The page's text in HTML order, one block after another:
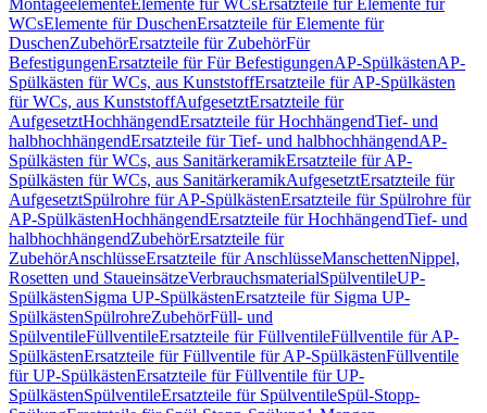
MontageelementeElemente für WCsErsatzteile für Elemente für
WCsElemente für DuschenErsatzteile für Elemente für
DuschenZubehörErsatzteile für ZubehörFür
BefestigungenErsatzteile für Für BefestigungenAP-SpülkästenAP-
Spülkästen für WCs, aus KunststoffErsatzteile für AP-Spülkästen
für WCs, aus KunststoffAufgesetztErsatzteile für
AufgesetztHochhängendErsatzteile für HochhängendTief- und
halbhochhängendErsatzteile für Tief- und halbhochhängendAP-
Spülkästen für WCs, aus SanitärkeramikErsatzteile für AP-
Spülkästen für WCs, aus SanitärkeramikAufgesetztErsatzteile für
AufgesetztSpülrohre für AP-SpülkästenErsatzteile für Spülrohre für
AP-SpülkästenHochhängendErsatzteile für HochhängendTief- und
halbhochhängendZubehörErsatzteile für
ZubehörAnschlüsseErsatzteile für AnschlüsseManschettenNippel,
Rosetten und StaueinsätzeVerbrauchsmaterialSpülventileUP-
SpülkästenSigma UP-SpülkästenErsatzteile für Sigma UP-
SpülkästenSpülrohreZubehörFüll- und
SpülventileFüllventileErsatzteile für FüllventileFüllventile für AP-
SpülkästenErsatzteile für Füllventile für AP-SpülkästenFüllventile
für UP-SpülkästenErsatzteile für Füllventile für UP-
SpülkästenSpülventileErsatzteile für SpülventileSpül-Stopp-